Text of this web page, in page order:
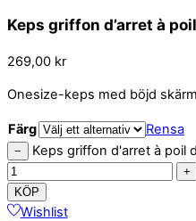
Keps griffon d’arret à
269,00 kr
Onesize-keps med böjd
Färg Rensa
− Keps griffon d'arret à poil
+
KÖP
Wishlist